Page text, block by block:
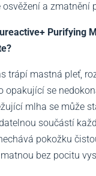
a zmatnění
Purifying
trápí mastná pleť,
opakující se
mlha se může
součástí
pokožku
bez pocitu